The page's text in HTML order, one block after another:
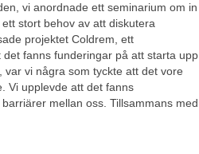
vi anordnade ett seminarium om in
stort behov av att diskutera
projektet Coldrem, ett
fanns funderingar på att starta upp
vi några som tyckte att det vore
Vi upplevde att det fanns
mellan oss. Tillsammans med